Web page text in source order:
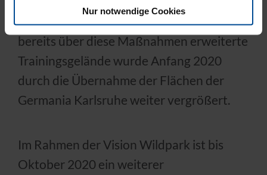
Nur notwendige Cookies
Nachwuchsbereich entstanden. Das
bereits über diese Maßnahmen erweiterte
Trainingsgelände wurde Anfang 2020
durch die Übernahme der Flächen der
Germania Karlsruhe weiter vergrößert.
Im Rahmen der Vision Wildpark ist bis
Oktober 2020 ein weiterer